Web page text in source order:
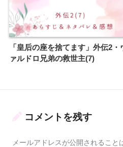
「皇后の座を捨てます」外伝2・
ァルドロ兄弟の救世主(7)
コメントを残す
メールアドレスが公開されること